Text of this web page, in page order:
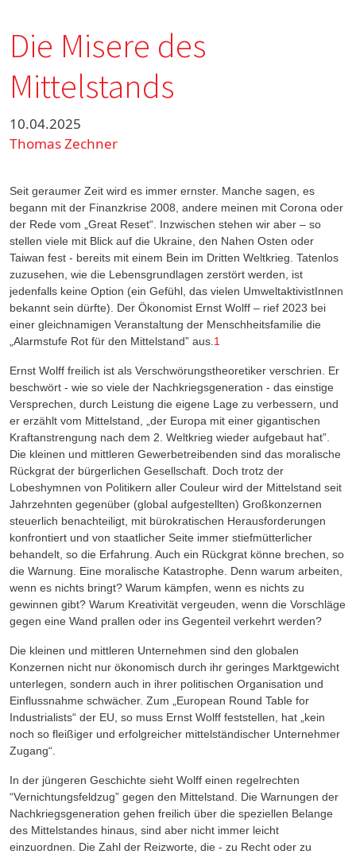
Die Misere des
Mittelstands
10.04.2025
Thomas Zechner
Seit geraumer Zeit wird es immer ernster. Manche sagen, es
begann mit der Finanzkrise 2008, andere meinen mit Corona oder
der Rede vom „Great Reset“. Inzwischen stehen wir aber – so
stellen viele mit Blick auf die Ukraine, den Nahen Osten oder
Taiwan fest - bereits mit einem Bein im Dritten Weltkrieg. Tatenlos
zuzusehen, wie die Lebensgrundlagen zerstört werden, ist
jedenfalls keine Option (ein Gefühl, das vielen UmweltaktivistInnen
bekannt sein dürfte). Der Ökonomist Ernst Wolff – rief 2023 bei
einer gleichnamigen Veranstaltung der Menschheitsfamilie die
„Alarmstufe Rot für den Mittelstand” aus. 1
Ernst Wolff freilich ist als Verschwörungstheoretiker verschrien. Er
beschwört - wie so viele der Nachkriegsgeneration - das einstige
Versprechen, durch Leistung die eigene Lage zu verbessern, und
er erzählt vom Mittelstand, „der Europa mit einer gigantischen
Kraftanstrengung nach dem 2. Weltkrieg wieder aufgebaut hat”.
Die kleinen und mittleren Gewerbetreibenden sind das moralische
Rückgrat der bürgerlichen Gesellschaft. Doch trotz der
Lobeshymnen von Politikern aller Couleur wird der Mittelstand seit
Jahrzehnten gegenüber (global aufgestellten) Großkonzernen
steuerlich benachteiligt, mit bürokratischen Herausforderungen
konfrontiert und von staatlicher Seite immer stiefmütterlicher
behandelt, so die Erfahrung. Auch ein Rückgrat könne brechen, so
die Warnung. Eine moralische Katastrophe. Denn warum arbeiten,
wenn es nichts bringt? Warum kämpfen, wenn es nichts zu
gewinnen gibt? Warum Kreativität vergeuden, wenn die Vorschläge
gegen eine Wand prallen oder ins Gegenteil verkehrt werden?
Die kleinen und mittleren Unternehmen sind den globalen
Konzernen nicht nur ökonomisch durch ihr geringes Marktgewicht
unterlegen, sondern auch in ihrer politischen Organisation und
Einflussnahme schwächer. Zum „European Round Table for
Industrialists“ der EU, so muss Ernst Wolff feststellen, hat „kein
noch so fleißiger und erfolgreicher mittelständischer Unternehmer
Zugang“.
In der jüngeren Geschichte sieht Wolff einen regelrechten
“Vernichtungsfeldzug” gegen den Mittelstand. Die Warnungen der
Nachkriegsgeneration gehen freilich über die speziellen Belange
des Mittelstandes hinaus, sind aber nicht immer leicht
einzuordnen. Die Zahl der Reizworte, die - zu Recht oder zu